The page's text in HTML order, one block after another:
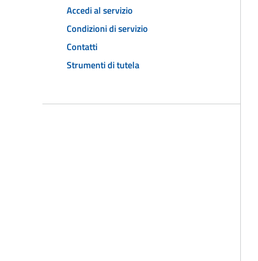
Accedi al servizio
Condizioni di servizio
Contatti
Strumenti di tutela